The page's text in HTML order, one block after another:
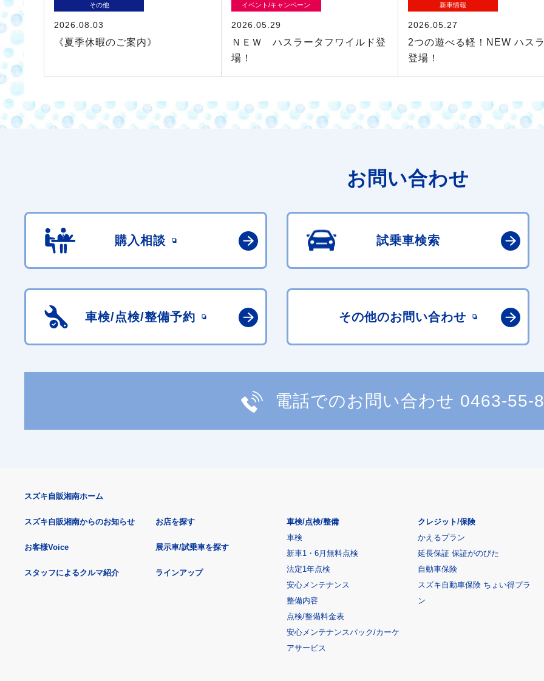
その他
2026.08.03
《夏季休暇のご案内》
イベント/キャンペーン
2026.05.29
ＮＥＷ ハスラータフワイルド登
場！
新車情報
2026.05.27
2つの遊べる軽！NEW ハス
登場！
お問い合わせ
購入相談 試乗車検索
車検/点検/整備予約 その他のお問い合わせ
電話でのお問い合わせ 0463-55-
スズキ自販湘南ホーム
スズキ自販湘南からのお知らせ
お客様Voice
スタッフによるクルマ紹介
お店を探す
展示車/試乗車を探す
ラインアップ
車検/点検/整備
車検
新車1・6月無料点検
法定1年点検
安心メンテナンス
整備内容
点検/整備料金表
安心メンテナンスパック/カーケ
アサービス
クレジット/保険
かえるプラン
延長保証 保証がのびた
自動車保険
スズキ自動車保険 ちょい得プラ
ン